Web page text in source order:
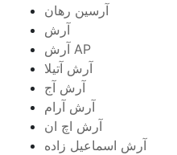
آرسین رهان
آرش
آرش AP
آرش آتیلا
آرش آج
آرش آرام
آرش اچ ان
آرش اسماعیل زاده